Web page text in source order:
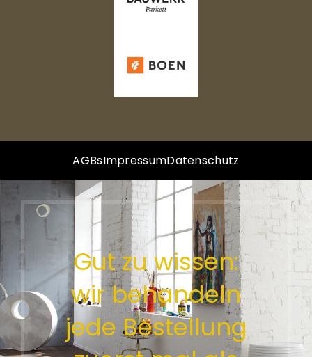
AGBsImpressumDatenschutz
Gut zu wissen:
wir behandeln
jede Bestellung